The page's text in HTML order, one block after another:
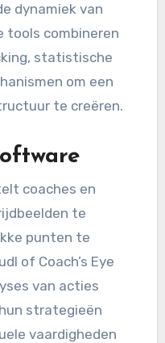
dynamiek van
tools combineren
statistische
om een
te creëren.
coaches en
te
punten te
of Coach’s Eye
van acties
strategieën
vaardigheden